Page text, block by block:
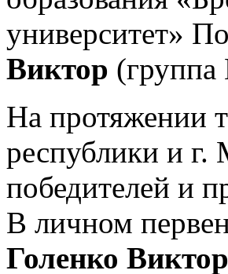
университет»
Виктор
На протяжении
республики и г.
победителей и
В личном
Голенко Виктор